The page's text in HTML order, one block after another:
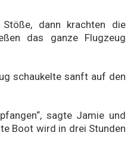
dann krachten die
das ganze Flugzeug
schaukelte sanft auf den
sagte Jamie und
Boot wird in drei Stunden